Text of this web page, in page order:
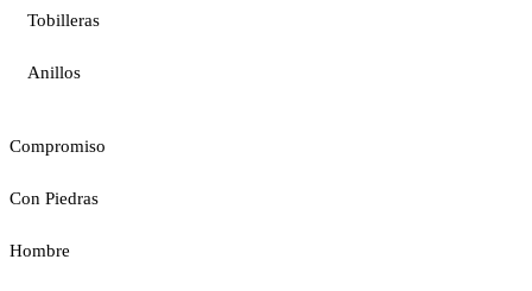
Tobilleras
Anillos
Compromiso
Con Piedras
Hombre